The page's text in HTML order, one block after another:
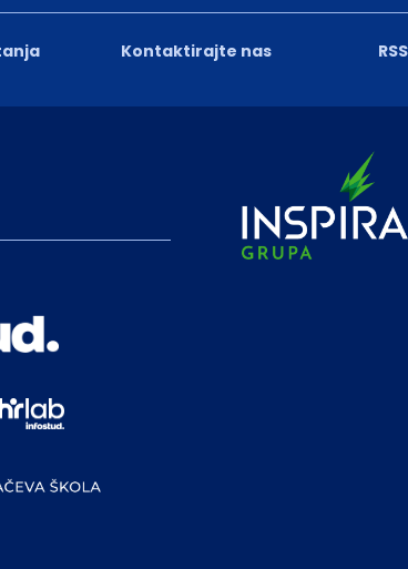
Kontaktirajte nas RSS